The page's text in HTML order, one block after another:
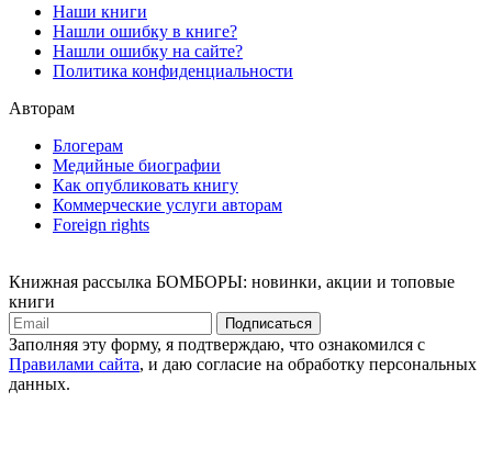
Наши книги
Нашли ошибку в книге?
Нашли ошибку на сайте?
Политика конфиденциальности
Авторам
Блогерам
Медийные биографии
Как опубликовать книгу
Коммерческие услуги авторам
Foreign rights
Книжная рассылка БОМБОРЫ: новинки, акции и топовые
книги
Подписаться
Заполняя эту форму, я подтверждаю, что ознакомился с
Правилами сайта, и даю согласие на обработку персональных
данных.